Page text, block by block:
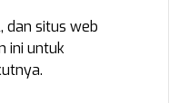
dan situs web
ini untuk